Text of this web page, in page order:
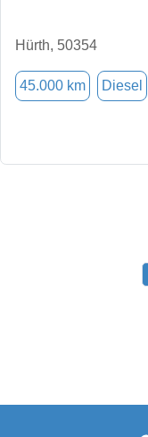
Hürth, 50354
45.000 km Diesel